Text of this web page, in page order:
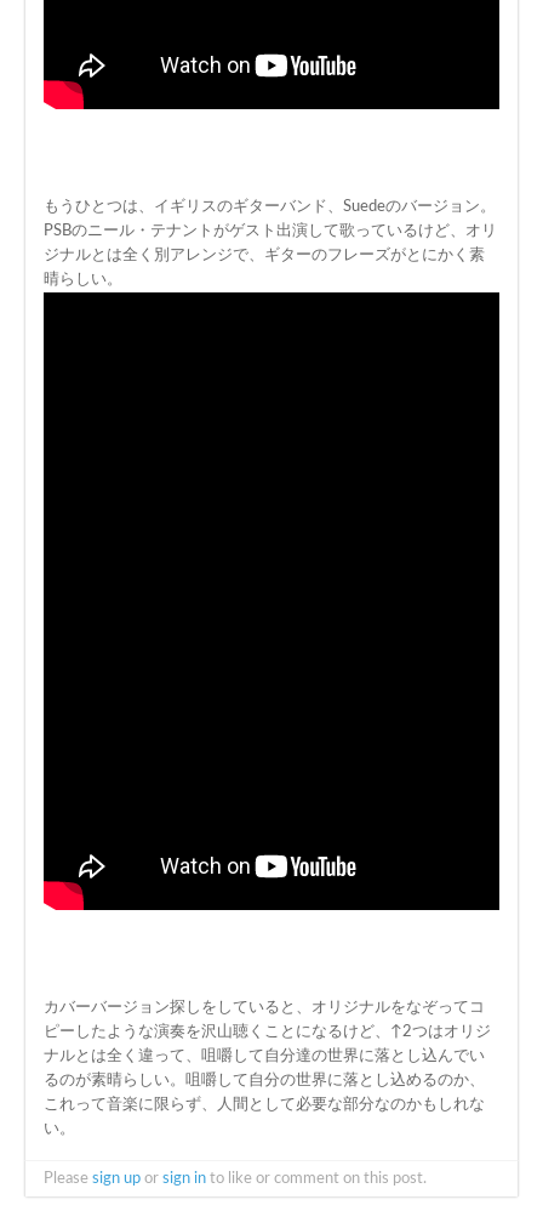
もうひとつは、イギリスのギターバンド、Suedeのバージョン。
PSBのニール・テナントがゲスト出演して歌っているけど、オリ
ジナルとは全く別アレンジで、ギターのフレーズがとにかく素
晴らしい。
カバーバージョン探しをしていると、オリジナルをなぞってコ
ピーしたような演奏を沢山聴くことになるけど、↑2つはオリジ
ナルとは全く違って、咀嚼して自分達の世界に落とし込んでい
るのが素晴らしい。咀嚼して自分の世界に落とし込めるのか、
これって音楽に限らず、人間として必要な部分なのかもしれな
い。
Please sign up or sign in to like or comment on this post.